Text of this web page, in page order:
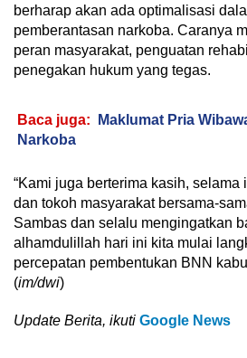
berharap akan ada optimalisasi
pemberantasan narkoba. Caranya
peran masyarakat, penguatan
penegakan hukum yang tegas.
Baca juga:
Maklumat Pria
Narkoba
“Kami juga berterima kasih, selama
dan tokoh masyarakat bersama-
Sambas dan selalu mengingatkan
alhamdulillah hari ini kita mulai
percepatan pembentukan BNN
(im/dwi)
Update Berita, ikuti Google News